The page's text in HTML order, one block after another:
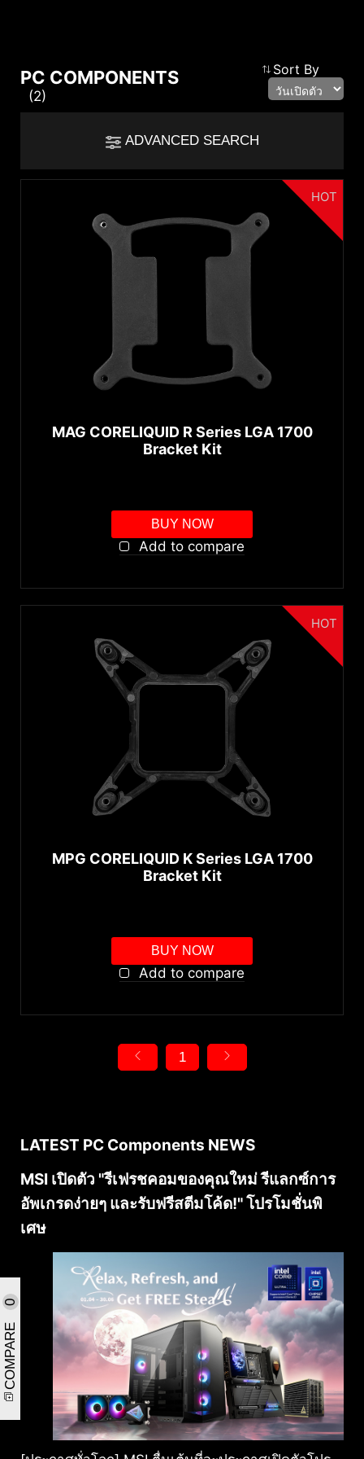
COMPARE
0
PC COMPONENTS
(2)
Sort By
ADVANCED SEARCH
Handheld PCs Accessories
Accessories
HOT
MAG CORELIQUID R Series LGA 1700
Bracket Kit
BUY NOW
Add to compare
HOT
MPG CORELIQUID K Series LGA 1700
Bracket Kit
BUY NOW
Add to compare
1
LATEST PC Components NEWS
MSI เปิดตัว "รีเฟรชคอมของคุณใหม่ รีแลกซ์การ
อัพเกรดง่ายๆ และรับฟรีสตีมโค้ด!" โปรโมชั่นพิ
เศษ
Compare Result
cmsfront_lang.Filter Back
Filter